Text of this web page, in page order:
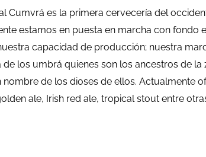
Cumvrá es la primera cervecería del
estamos en puesta en marcha con fondo
capacidad de producción; nuestra
los umbrá quienes son los ancestros de la
nombre de los dioses de ellos. Actualmente
ale, Irish red ale, tropical stout entre